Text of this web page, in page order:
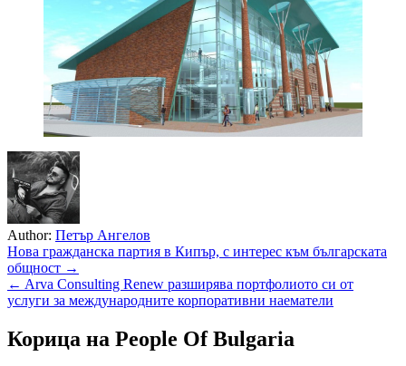
Author: Петър Ангелов
Навигация
Нова гражданска партия в Кипър, с интерес към българската
общност →
← Arva Consulting Renew разширява портфолиото си от
услуги за международните корпоративни наематели
Корица на People Of Bulgaria